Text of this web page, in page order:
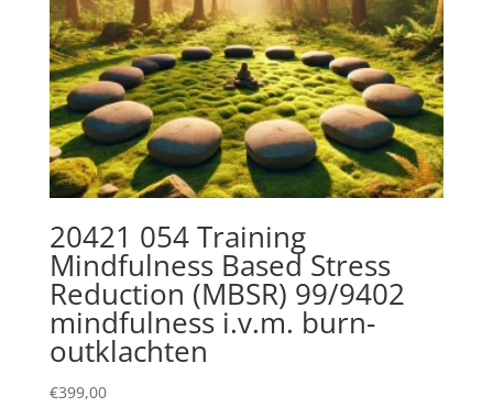
20421 054 Training
Mindfulness Based Stress
Reduction (MBSR) 99/9402
mindfulness i.v.m. burn-
outklachten
€399,00